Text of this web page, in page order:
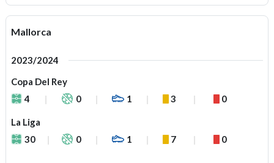
Mallorca
2023/2024
Copa Del Rey
4
0 1 3 0
La Liga
30
0 1 7 0